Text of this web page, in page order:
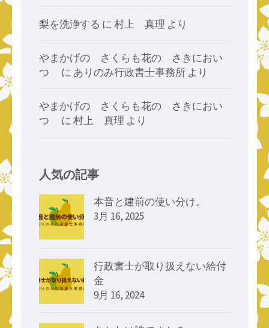
梨を洗浄する に村上 真理 より
やまかげの さくらも花の さきにおい
つゝ
に ありのみ行政書士事務所 より
やまかげの さくらも花の さきにおい
つゝ
に村上 真理 より
人気の記事
本音と建前の使い分け。
3月 16, 2025
行政書士が取り扱えない給付
金
9月 16, 2024